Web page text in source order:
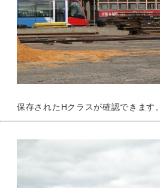
保存されたHクラスが確認できます。